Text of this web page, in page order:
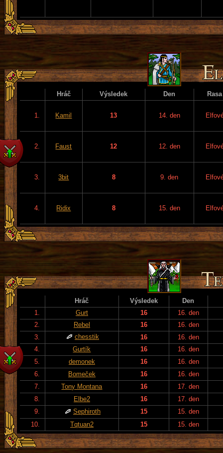
Hráč Výsledek Den Rasa
1. Kamil 13 14. den
2. Faust 12 12. den
3. 3bit 8 9. den
4. Ridix 8 15. den
Hráč Výsledek
Den
1.
Gurt 16
16. den
2.
Rebel 16
16. den
3.
chesstik 16
16. den
4.
Gurtík 16
16. den
5.
demonek 16
16. den
6.
Bomeček 16
16. den
7.
Tony Montana 16
17. den
8.
Elbe2 16
17. den
9.
Sephiroth 15
15. den
10.
Tqtuan2 15 15. den